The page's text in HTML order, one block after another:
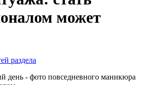
может
раздела
день - фото повседневного маникюра